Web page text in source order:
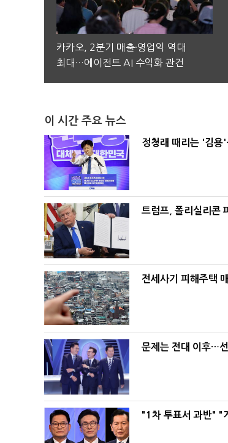
카카오, 2분기 매출·영업익 역대
최대…에이전트 AI 수익화 관건
이 시간 주요 뉴스
정청래 때리는 '김
트럼프, 폴리실리콘
전세사기 피해주택
문제는 전대 이후…
"1차 투표서 과반" "